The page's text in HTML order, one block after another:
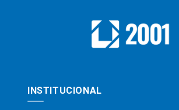
INSTITUCIONAL